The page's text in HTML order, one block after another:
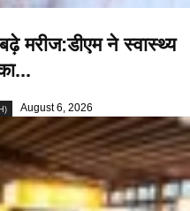
मरीज:डीएम ने स्वास्थ्य
August 6, 2026